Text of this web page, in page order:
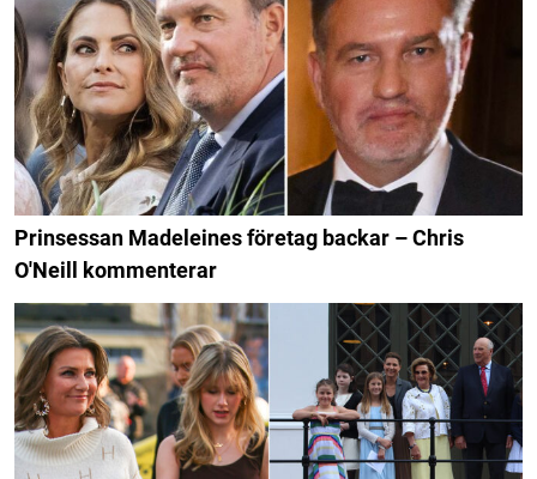
Prinsessan Madeleines företag backar – Chris
O'Neill kommenterar